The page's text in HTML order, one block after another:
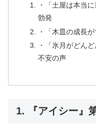
・「土屋は本当
勃発
・「木皿の成長
・「氷月がどん
不安の声
1. 『アイシー』